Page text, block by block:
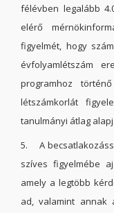
félévben legalább
elérő
figyelmét, hogy
évfolyamlétszám
programhoz
létszámkorlát
tanulmányi átlag
5. A
szíves figyelmébe
amely a legtöbb
ad, valamint annak